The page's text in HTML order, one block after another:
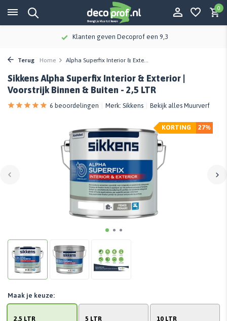
0
Klanten geven Decoprof een 9,3
Terug Home Alpha Superfix Interior & Exte...
Sikkens Alpha Superfix Interior & Exterior |
Voorstrijk Binnen & Buiten - 2,5 LTR
6 beoordelingen Merk: Sikkens Bekijk alles Muurverf
27%
KORTING
2,5 LTR 5 LTR 10 LTR
Maak je keuze: